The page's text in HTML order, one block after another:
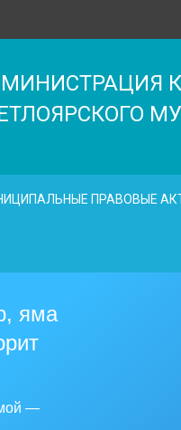
ПРАВОВЫЕ
яма
—